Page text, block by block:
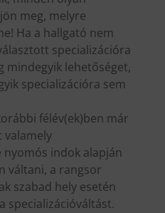
meg, melyre
Ha a hallgató nem
specializációra
mindegyik lehetőséget,
specializációra sem
félév(ek)ben már
valamely
nyomós indok alapján
váltani, a rangsor
szabad hely esetén
specializációváltást.